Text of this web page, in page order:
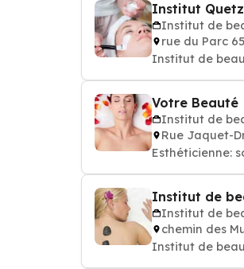
Institut
Institut de
rue du Parc
Institut de
Votre Beauté
Institut de
Rue Jaquet-
Institut de
Institut de
chemin des
Institut de